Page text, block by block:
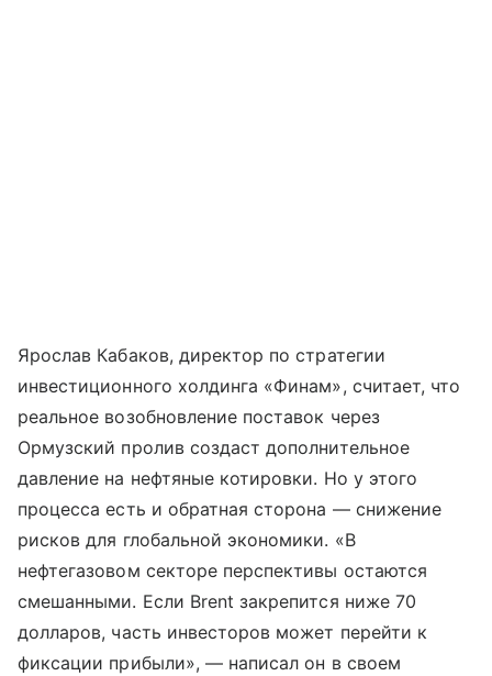
Ярослав Кабаков, директор по стратегии
инвестиционного холдинга «Финам», считает, что
реальное возобновление поставок через
Ормузский пролив создаст дополнительное
давление на нефтяные котировки. Но у этого
процесса есть и обратная сторона — снижение
рисков для глобальной экономики. «В
нефтегазовом секторе перспективы остаются
смешанными. Если Brent закрепится ниже 70
долларов, часть инвесторов может перейти к
фиксации прибыли», — написал он в своем